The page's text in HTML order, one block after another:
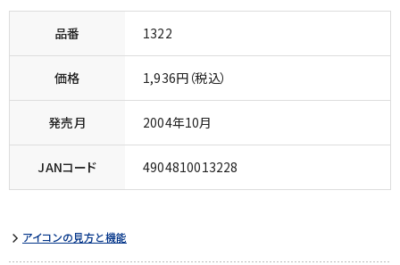
品番 1322
価格 1,936円（税込）
発売月 2004年10月
JANコード 4904810013228
アイコンの見方と機能